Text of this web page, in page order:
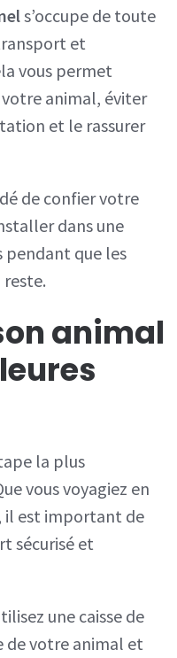
s’occupe de toute
et
vous permet
animal, éviter
et le rassurer
de confier votre
dans une
pendant que les
reste.
animal
la plus
vous voyagiez en
il est important de
sécurisé et
une caisse de
votre animal et